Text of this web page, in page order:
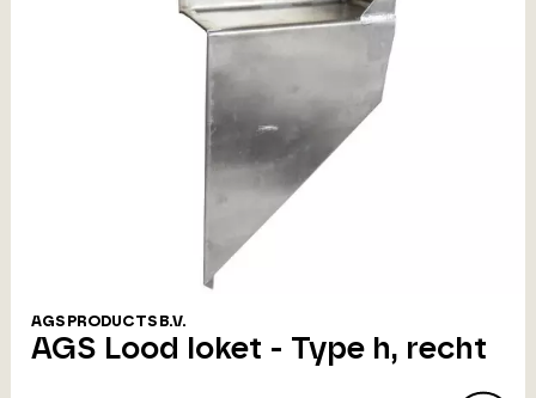
AGS PRODUCTS B.V.
AGS Lood loket - Type h, recht